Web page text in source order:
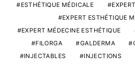
ESTHÉTIQUE MÉDICALE
EXPERT ESTHÉTIQUE
EXPERT MÉDECINE ESTHÉTIQUE
FILORGA
GALDERMA
INJECTABLES
INJECTIONS